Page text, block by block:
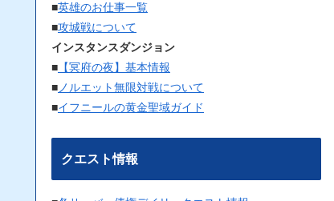
■英雄のお仕事一覧
■攻城戦について
インスタンスダンジョン
■ 【冥府の夜】基本情報
■ ノルエット無限対戦について
■イフニールの黄金聖域ガイド
クエスト情報